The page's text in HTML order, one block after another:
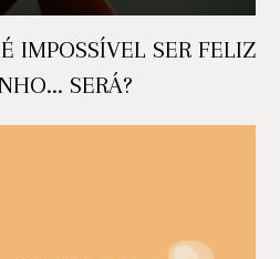
IMPOSSÍVEL SER FELIZ
SERÁ?